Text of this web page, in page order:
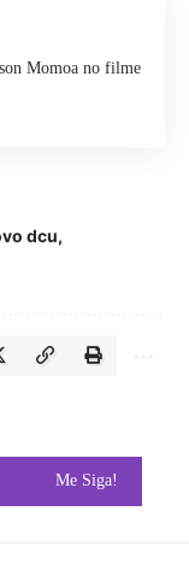
Momoa no filme
dcu
Me Siga!